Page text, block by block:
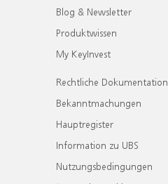
Blog & Newsletter
Produktwissen
My KeyInvest
Rechtliche Dokumentation
Bekanntmachungen
Hauptregister
Information zu UBS
Nutzungsbedingungen